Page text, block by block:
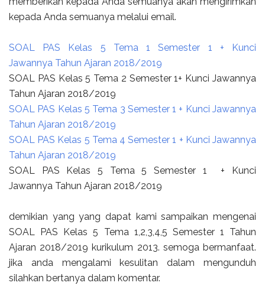
kepada Anda semuanya melalui email.
SOAL PAS Kelas 5 Tema 1 Semester 1 + Kunci
Jawannya Tahun Ajaran 2018/2019
SOAL PAS Kelas 5 Tema 2 Semester 1+ Kunci Jawannya
Tahun Ajaran 2018/2019
SOAL PAS Kelas 5 Tema 3 Semester 1 + Kunci Jawannya
Tahun Ajaran 2018/2019
SOAL PAS Kelas 5 Tema 4 Semester 1 + Kunci Jawannya
Tahun Ajaran 2018/2019
SOAL PAS Kelas 5 Tema 5 Semester 1 + Kunci
Jawannya Tahun Ajaran 2018/2019
demikian yang yang dapat kami sampaikan mengenai
SOAL PAS Kelas 5 Tema 1,2,3,4,5 Semester 1 Tahun
Ajaran 2018/2019 kurikulum 2013. semoga bermanfaat.
jika anda mengalami kesulitan dalam mengunduh
silahkan bertanya dalam komentar.